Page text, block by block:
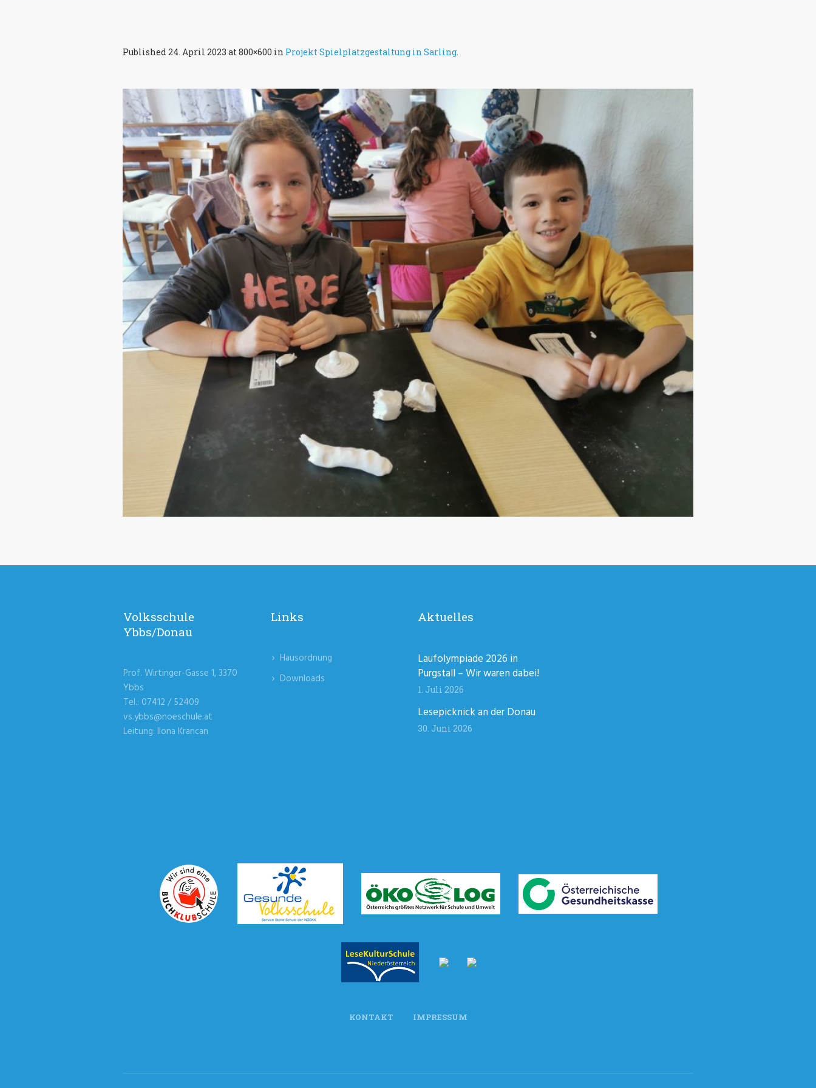
Published24. April 2023 at 800×600 in Projekt Spielplatzgestaltung in Sarling.
Volksschule
Ybbs/Donau
Prof. Wirtinger-Gasse 1, 3370
Ybbs
Tel.: 07412 / 52409
vs.ybbs@noeschule.at
Leitung: Ilona Krancan
Links
Hausordnung
Downloads
Aktuelles
Laufolympiade 2026 in
Purgstall – Wir waren dabei!
1. Juli 2026
Lesepicknick an der Donau
30. Juni 2026
KONTAKT IMPRESSUM